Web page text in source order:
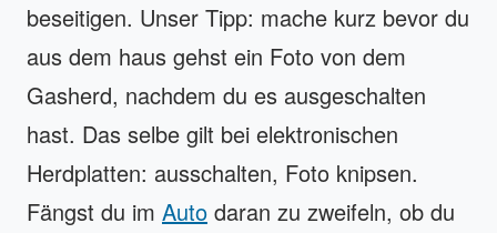
beseitigen. Unser Tipp: mache kurz bevor du
aus dem haus gehst ein Foto von dem
Gasherd, nachdem du es ausgeschalten
hast. Das selbe gilt bei elektronischen
Herdplatten: ausschalten, Foto knipsen.
Fängst du im Auto daran zu zweifeln, ob du